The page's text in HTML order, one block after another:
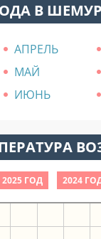
В
АПРЕЛЬ
МАЙ
ИЮНЬ
2025 ГОД 2024